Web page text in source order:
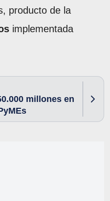
producto de la
implementada
millones en